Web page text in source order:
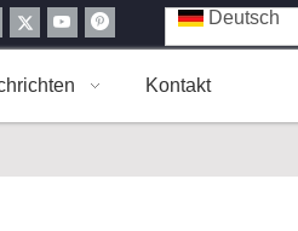
Deutsch
Kontakt